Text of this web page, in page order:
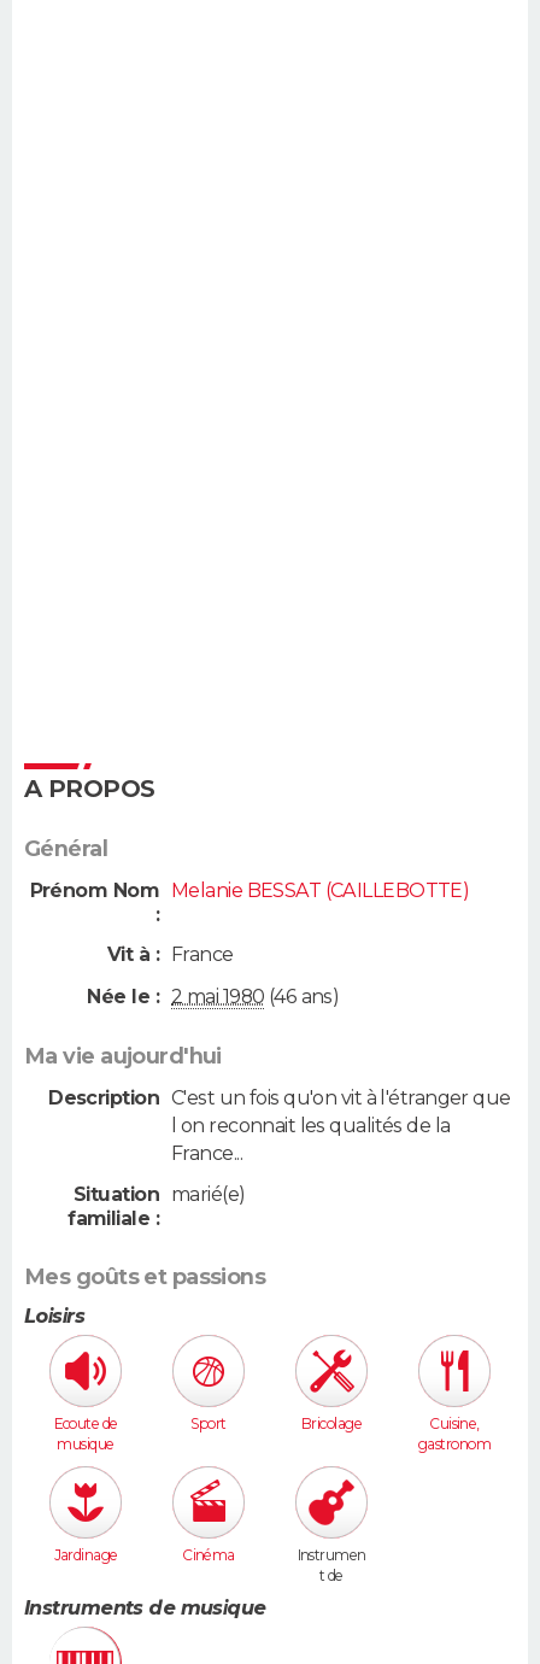
A PROPOS
Général
Prénom Nom
:
Melanie BESSAT (CAILLEBOTTE)
Vit à : France
Née le : 2 mai 1980 (46 ans)
Ma vie aujourd'hui
Description C'est un fois qu'on vit à l'étranger que
l on reconnait les qualités de la
France...
Situation
familiale :
marié(e)
Mes goûts et passions
Loisirs
Ecoute de
musique
Sport Bricolage
Cuisine,
gastronom
Jardinage Cinéma
Instrumen
t de
Instruments de musique